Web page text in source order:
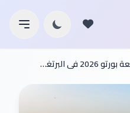
منح جامعة بورتو 2026 في البرتغال (ممولة بالكامل)